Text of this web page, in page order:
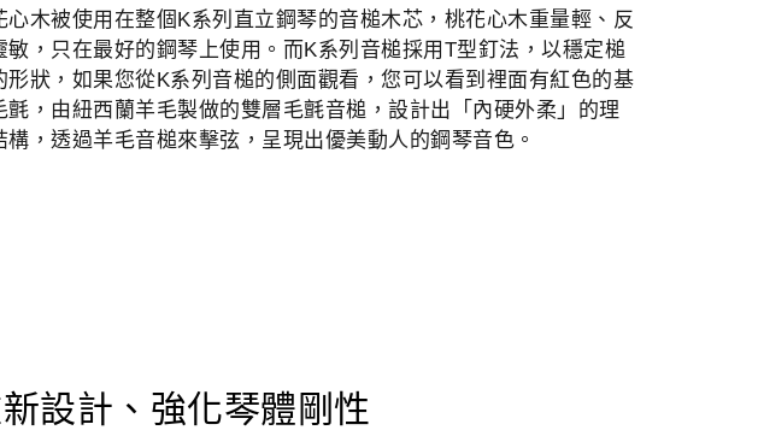
心木被使用在整個K系列直立鋼琴的音槌木芯，桃花心木重量輕、反
敏，只在最好的鋼琴上使用。而K系列音槌採用T型釘法，以穩定槌
形狀，如果您從K系列音槌的側面觀看，您可以看到裡面有紅色的基
氈，由紐西蘭羊毛製做的雙層毛氈音槌，設計出「內硬外柔」的理
構，透過羊毛音槌來擊弦，呈現出優美動人的鋼琴音色。
設計、強化琴體剛性